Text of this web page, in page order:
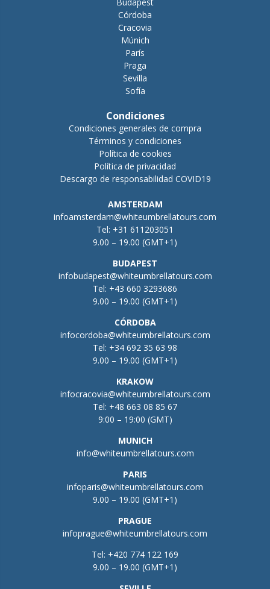
Córdoba
Cracovia
Múnich
París
Praga
Sevilla
Sofía
Condiciones
Condiciones generales de compra
Términos y condiciones
Política de cookies
Política de privacidad
Descargo de responsabilidad COVID19
AMSTERDAM
infoamsterdam@whiteumbrellatours.com
Tel: +31 611203051
9.00 – 19.00 (GMT+1)
BUDAPEST
infobudapest@whiteumbrellatours.com
Tel: +43 660 3293686
9.00 – 19.00 (GMT+1)
CÓRDOBA
infocordoba@whiteumbrellatours.com
Tel: +34 692 35 63 98
9.00 – 19.00 (GMT+1)
KRAKOW
infocracovia@whiteumbrellatours.com
Tel: +48 663 08 85 67
9:00 – 19:00 (GMT)
MUNICH
info@whiteumbrellatours.com
PARIS
infoparis@whiteumbrellatours.com
9.00 – 19.00 (GMT+1)
PRAGUE
infoprague@whiteumbrellatours.com
Tel: +420 774 122 169
9.00 – 19.00 (GMT+1)